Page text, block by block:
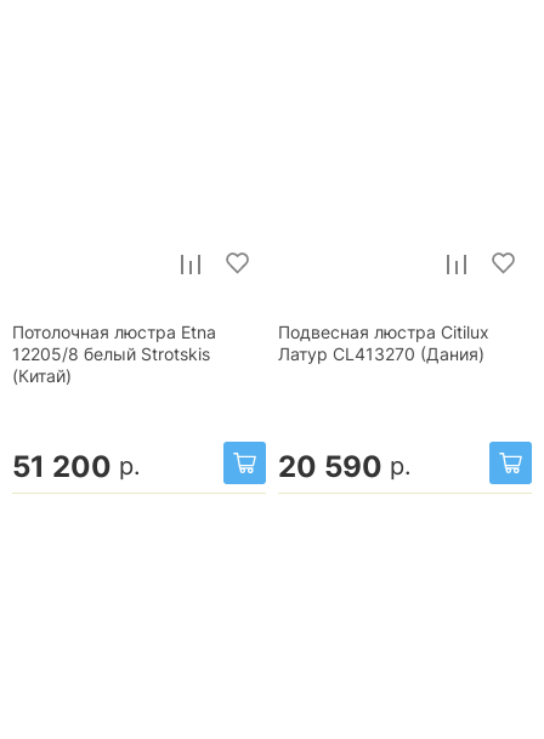
Потолочная люстра Etna
12205/8 белый Strotskis
(Китай)
51 200 р.
Подвесная люстра Citilux
Латур CL413270 (Дания)
20 590 р.